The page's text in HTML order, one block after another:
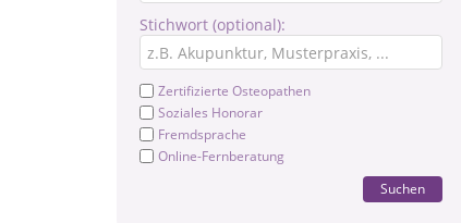
Stichwort (optional):
Zertifizierte Osteopathen
Soziales Honorar
Fremdsprache
Online-Fernberatung
Suchen